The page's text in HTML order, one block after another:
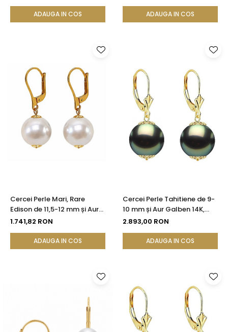
ADAUGA IN COS ADAUGA IN COS
Cercei Perle Mari, Rare
Edison de 11,5-12 mm și Aur
Galben 14K, Bijuterie de
1.741,82 RON
ADAUGA IN COS
Cercei Perle Tahitiene de 9-
10 mm și Aur Galben 14K,
Forma Rotundă |
2.893,00 RON
ADAUGA IN COS